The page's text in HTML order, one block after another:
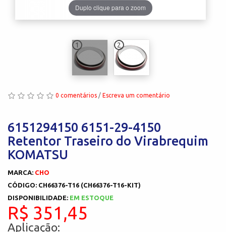
1 2
Duplo clique para o zoom
0 comentários / Escreva um comentário
6151294150 6151-29-4150
Retentor Traseiro do Virabrequim
KOMATSU
MARCA: CHO
CÓDIGO: CH66376-T16 (CH66376-T16-KIT)
DISPONIBILIDADE: EM ESTOQUE
R$ 351,45
Aplicação: